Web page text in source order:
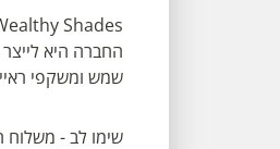
החברה היא
שמש ומשקפי
שימו לב - משלוח